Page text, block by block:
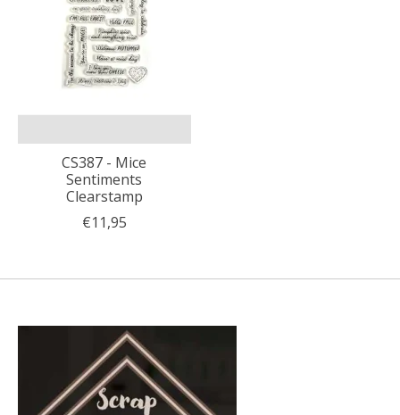
CS387 - Mice
Sentiments
Clearstamp
€11,95